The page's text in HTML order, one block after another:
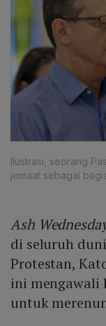
Ilustrasi, seorang
jemaat sebagai
Ash
di seluruh
Protestan,
ini mengawali
untuk